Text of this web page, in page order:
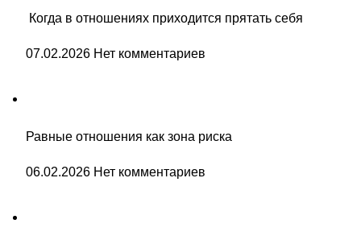
Когда в отношениях приходится прятать себя
07.02.2026 Нет комментариев
Равные отношения как зона риска
06.02.2026 Нет комментариев